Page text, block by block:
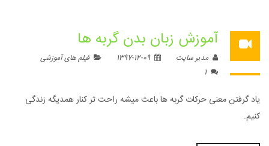
آموزش زبان بدن گربه ها
مدیر سایت 1397-12-09
فیلم های آموزشی
یاد گرفتن معنی حرکات گربه ها باعث میشه راحت تر کنار همدیگه زندگی
کنیم.